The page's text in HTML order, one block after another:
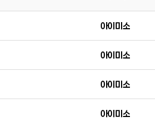
아이미소
아이미소
아이미소
아이미소